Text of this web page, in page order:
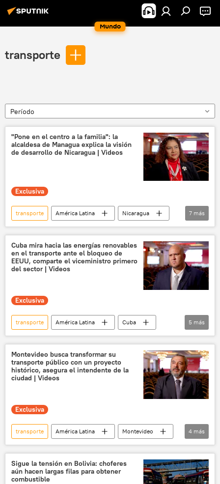
Mundo
transporte
Período
"Pone en el centro a la familia": la
alcaldesa de Managua explica la visión
de desarrollo de Nicaragua | Videos
Exclusiva
transporte América Latina
Nicaragua
Rusia
Daniel Ortega
Rosario Murillo
Managua
Gobierno de Nicaragua
transporte urbano
transporte público
7 más
Cuba mira hacia las energías renovables
en el transporte ante el bloqueo de
EEUU, comparte el viceministro primero
del sector | Videos
Exclusiva
transporte América Latina
Cuba
EEUU
📰 Bloqueo económico contra Cuba
Rusia
Moscú transporte público
5 más
Montevideo busca transformar su
transporte público con un proyecto
histórico, asegura el intendente de la
ciudad | Videos
Exclusiva
transporte América Latina
Montevideo
Uruguay
Rusia
Moscú
transporte público
4 más
Sigue la tensión en Bolivia: choferes
aún hacen largas filas para obtener
combustible